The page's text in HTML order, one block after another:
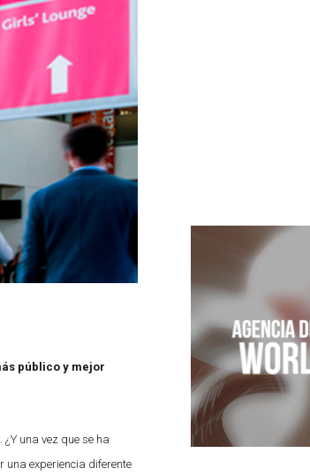
público y mejor
una vez que se ha
una experiencia diferente